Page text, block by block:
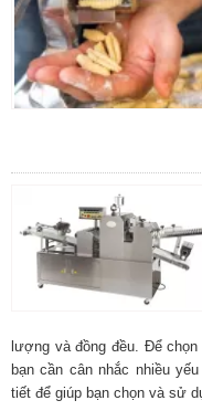
lượng và đồng đều. Để
bạn cần cân nhắc nhiều
tiết để giúp bạn chọn và sử